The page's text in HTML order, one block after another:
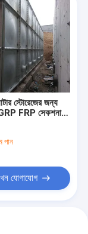
স্টোরেজের জন্য
FRP সেকশনাল
পান
যোগাযোগ